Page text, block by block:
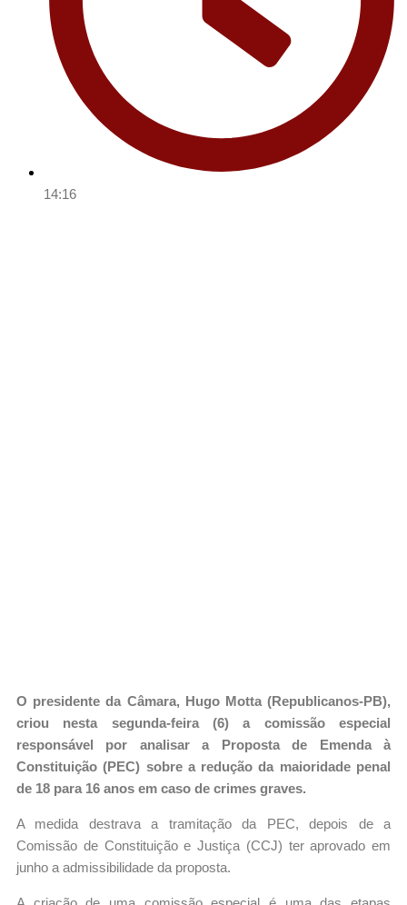
14:16
O presidente da Câmara, Hugo Motta (Republicanos-PB),
criou nesta segunda-feira (6) a comissão especial
responsável por analisar a Proposta de Emenda à
Constituição (PEC) sobre a redução da maioridade penal
de 18 para 16 anos em caso de crimes graves.
A medida destrava a tramitação da PEC, depois de a
Comissão de Constituição e Justiça (CCJ) ter aprovado em
junho a admissibilidade da proposta.